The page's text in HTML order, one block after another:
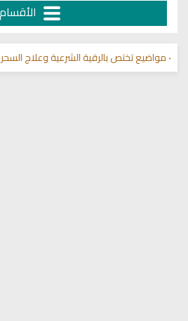
الأقسام
تختص بالرقية الشرعية وعلاج السحر